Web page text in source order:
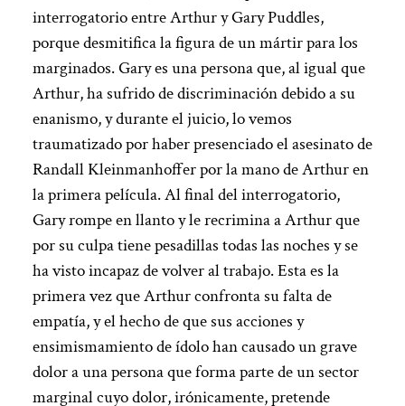
interrogatorio entre Arthur y Gary Puddles,
porque desmitifica la figura de un mártir para los
marginados. Gary es una persona que, al igual que
Arthur, ha sufrido de discriminación debido a su
enanismo, y durante el juicio, lo vemos
traumatizado por haber presenciado el asesinato de
Randall Kleinmanhoffer por la mano de Arthur en
la primera película. Al final del interrogatorio,
Gary rompe en llanto y le recrimina a Arthur que
por su culpa tiene pesadillas todas las noches y se
ha visto incapaz de volver al trabajo. Esta es la
primera vez que Arthur confronta su falta de
empatía, y el hecho de que sus acciones y
ensimismamiento de ídolo han causado un grave
dolor a una persona que forma parte de un sector
marginal cuyo dolor, irónicamente, pretende